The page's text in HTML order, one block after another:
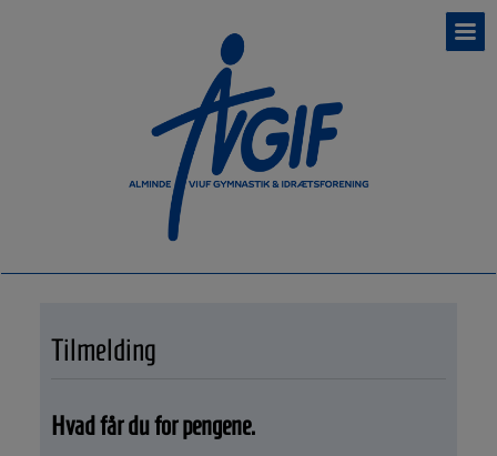
Tilmelding
Hvad får du for pengene.